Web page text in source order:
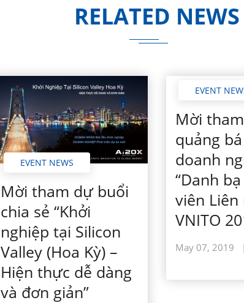
RELATED NEWS
EVENT NEWS
Mời tham dự buổi
chia sẻ “Khởi
nghiệp tại Silicon
Valley (Hoa Kỳ) –
Hiện thực dễ dàng
và đơn giản”
EVENT
Mời
quảng
doanh
“Danh
viên Liên
VNITO
May 07, 2019 |